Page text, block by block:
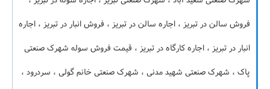
فروش سالن در تبریز ، اجاره سالن در تبریز ، فروش انبار در تبریز ، اجاره
انبار در تبریز ، اجاره کارگاه در تبریز ، قیمت فروش سوله شهرک صنعتی
پاک ، شهرک صنعتی شهید مدنی ، شهرک صنعتی خانم گولی ، سردرود ،